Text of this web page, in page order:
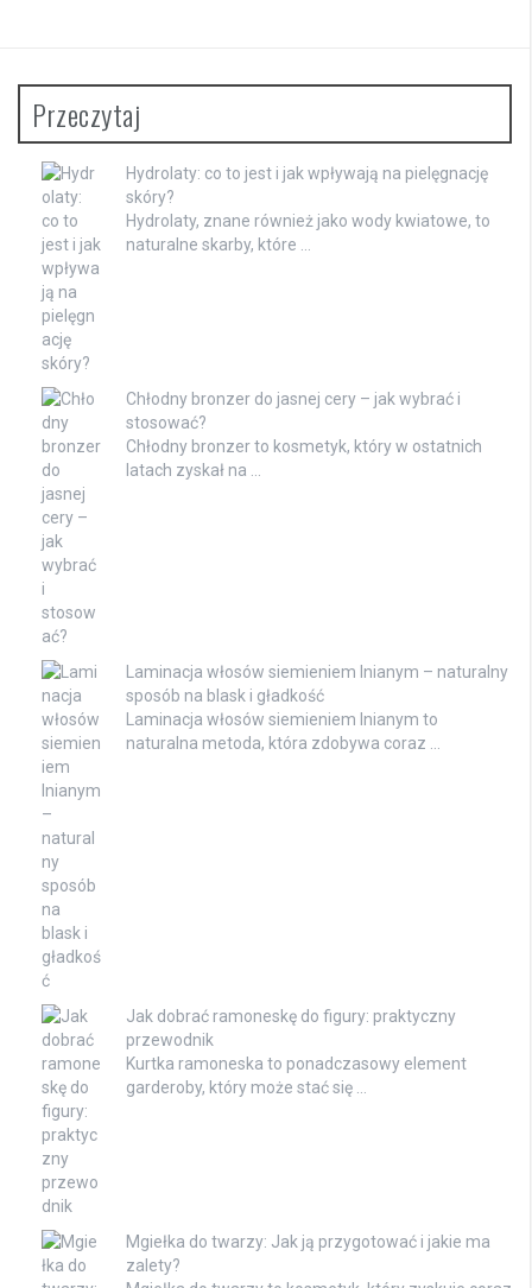
Przeczytaj
Hydrolaty: co to jest i jak wpływają na pielęgnację
skóry?
Hydrolaty, znane również jako wody kwiatowe, to
naturalne skarby, które …
Chłodny bronzer do jasnej cery – jak wybrać i
stosować?
Chłodny bronzer to kosmetyk, który w ostatnich
latach zyskał na …
Laminacja włosów siemieniem lnianym – naturalny
sposób na blask i gładkość
Laminacja włosów siemieniem lnianym to
naturalna metoda, która zdobywa coraz …
Jak dobrać ramoneskę do figury: praktyczny
przewodnik
Kurtka ramoneska to ponadczasowy element
garderoby, który może stać się …
Mgiełka do twarzy: Jak ją przygotować i jakie ma
zalety?